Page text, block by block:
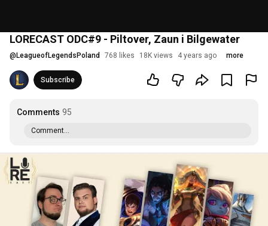
LORECAST ODC#9 - Piltover, Zaun i Bilgewater
@ LeagueofLegendsPoland 768 likes 18K views 4 years ago more
Subscribe
Comments 95
Comment...